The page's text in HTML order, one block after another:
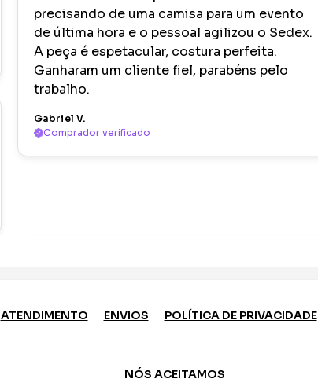
precisando de uma camisa para um evento
de última hora e o pessoal agilizou o Sedex.
A peça é espetacular, costura perfeita.
Ganharam um cliente fiel, parabéns pelo
trabalho.
Gabriel V.
Comprador verificado
ATENDIMENTO ENVIOS POLÍTICA DE PRIVACIDADE
NÓS ACEITAMOS